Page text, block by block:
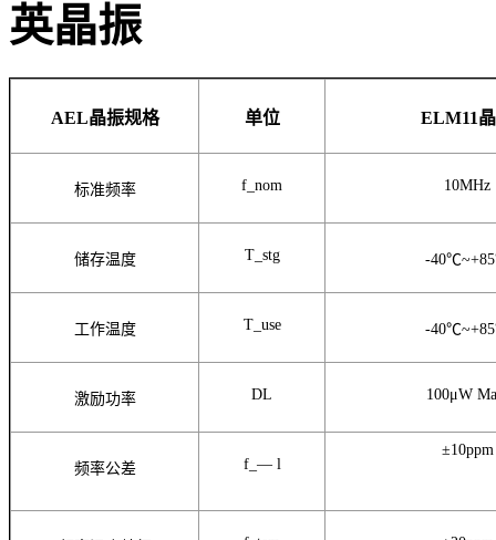
英晶振
AEL晶振规格 单位 ELM11
标准频率 f_nom 10MHz
储存温度 T_stg -
工作温度 T_use -
激励功率 DL 100μW
频率公差 f_— l
±10ppm